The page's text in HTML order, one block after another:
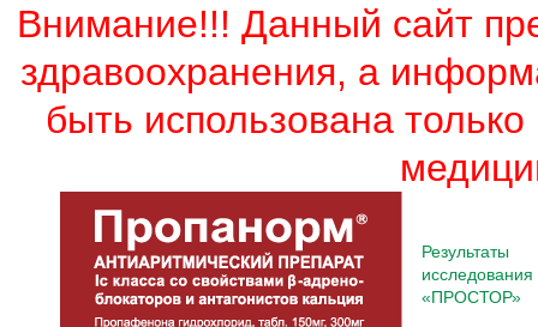
Внимание!!! Данный сайт
здравоохранения, а
быть использована
Результаты
исследования
«ПРОСТОР»